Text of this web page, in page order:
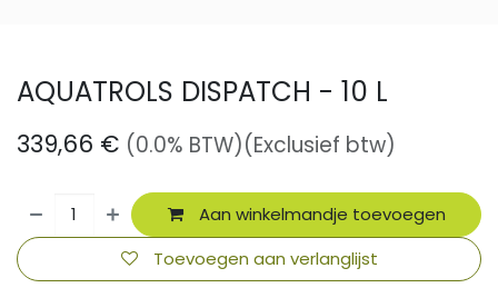
AQUATROLS DISPATCH - 10 L
339,66 € (0.0% BTW)(Exclusief btw)
Aan winkelmandje toevoegen
Toevoegen aan verlanglijst